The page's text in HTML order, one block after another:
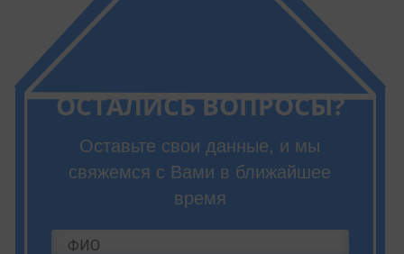
ОСТАЛИСЬ ВОПРОСЫ?
Оставьте свои данные, и мы
свяжемся с Вами в ближайшее
время